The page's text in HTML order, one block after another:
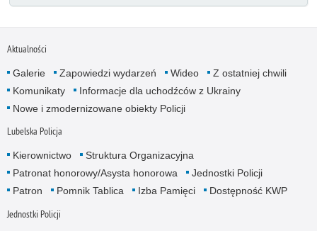
Aktualności
Galerie Zapowiedzi wydarzeń Wideo
Z ostatniej chwili
Komunikaty
Informacje dla uchodźców z Ukrainy
Nowe i zmodernizowane obiekty Policji
Lubelska Policja
Kierownictwo
Struktura Organizacyjna
Patronat honorowy/Asysta honorowa
Jednostki Policji
Patron
Pomnik Tablica Izba Pamięci Dostępność KWP
Jednostki Policji